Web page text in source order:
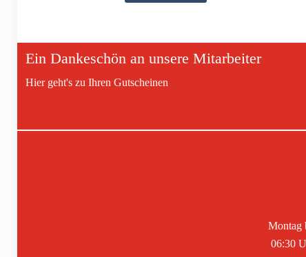
Ein Dankeschön an unsere Mitarbeiter
Hier geht's zu Ihren Gutscheinen
Montag
06:30